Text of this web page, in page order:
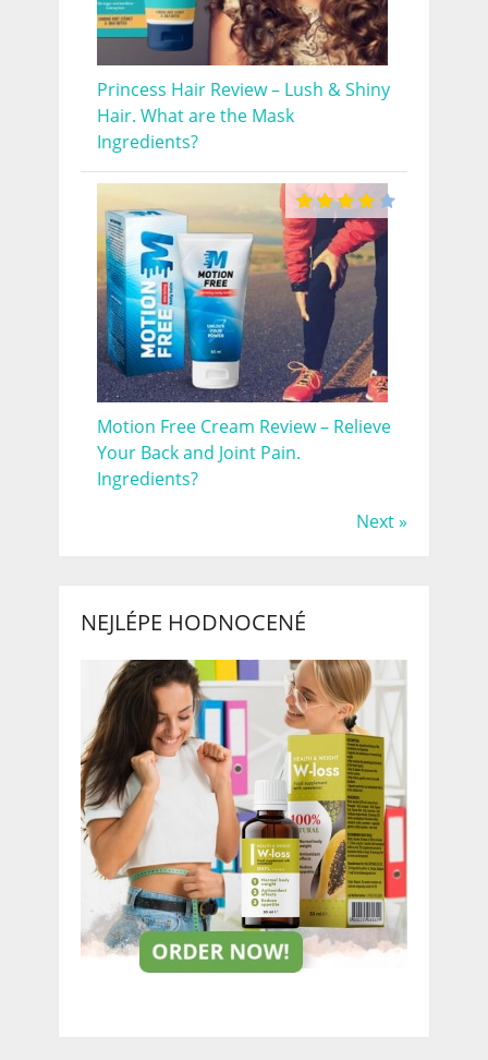
Princess Hair Review – Lush & Shiny
Hair. What are the Mask
Ingredients?
Motion Free Cream Review – Relieve
Your Back and Joint Pain.
Ingredients?
Next »
NEJLÉPE HODNOCENÉ